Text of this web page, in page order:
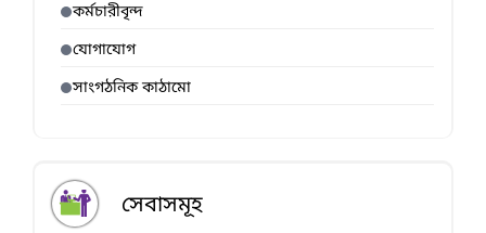
কর্মচারীবৃন্দ
যোগাযোগ
সাংগঠনিক কাঠামো
সেবাসমূহ